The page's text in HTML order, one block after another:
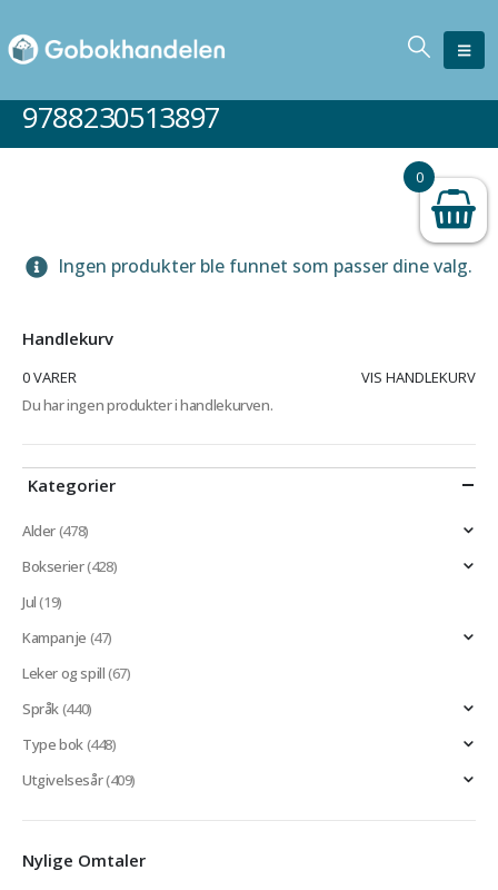
9788230513897
Ingen produkter ble funnet som passer dine valg.
Handlekurv
0 VARER
VIS HANDLEKURV
Du har ingen produkter i handlekurven.
Kategorier
Alder(478)
Bokserier(428)
Jul(19)
Kampanje (47)
Leker og spill(67)
Språk(440)
Type bok(448)
Utgivelsesår(409)
Nylige Omtaler
0